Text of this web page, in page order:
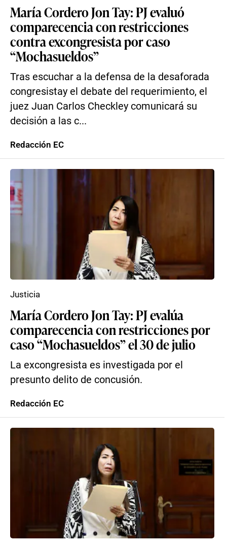
María Cordero Jon Tay: PJ evaluó
comparecencia con restricciones
contra excongresista por caso
“Mochasueldos”
Tras escuchar a la defensa de la desaforada
congresistay el debate del requerimiento, el
juez Juan Carlos Checkley comunicará su
decisión a las c...
Redacción EC
María Cordero Jon Tay: PJ evalúa
comparecencia con restricciones por
caso “Mochasueldos” el 30 de julio
La excongresista es investigada por el
presunto delito de concusión.
Justicia
Redacción EC